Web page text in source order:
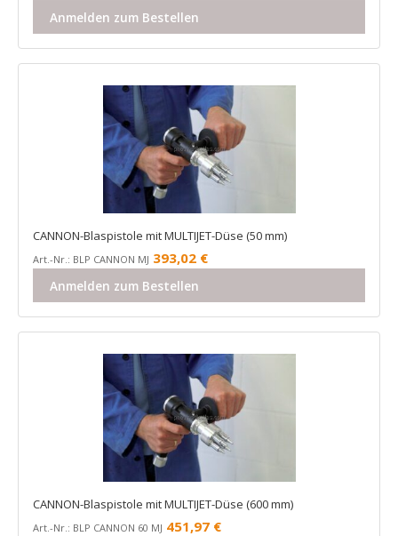
Anmelden zum Bestellen
CANNON-Blaspistole mit MULTIJET-Düse (50 mm)
Art.-Nr.: BLP CANNON MJ 393,02 €
Anmelden zum Bestellen
CANNON-Blaspistole mit MULTIJET-Düse (600 mm)
Art.-Nr.: BLP CANNON 60 MJ 451,97 €